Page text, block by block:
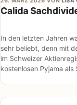
Calida
In den letzten Jahren
sehr beliebt, denn mit
im Schweizer
kostenlosen Pyjama